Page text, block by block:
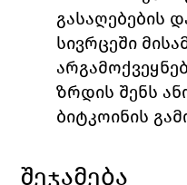
გასაღებების
სივრცეში
ზრდის შენს
ბიტკოინის
შეჯამება